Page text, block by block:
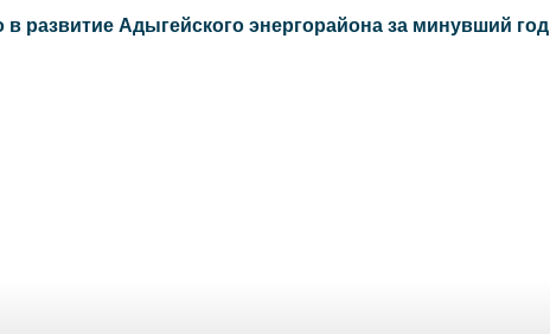
развитие Адыгейского энергорайона за минувший год